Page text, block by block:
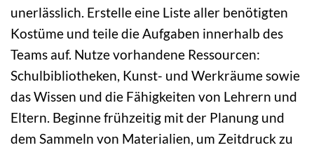
unerlässlich. Erstelle eine Liste aller benötigten
Kostüme und teile die Aufgaben innerhalb des
Teams auf. Nutze vorhandene Ressourcen:
Schulbibliotheken, Kunst- und Werkräume sowie
das Wissen und die Fähigkeiten von Lehrern und
Eltern. Beginne frühzeitig mit der Planung und
dem Sammeln von Materialien, um Zeitdruck zu